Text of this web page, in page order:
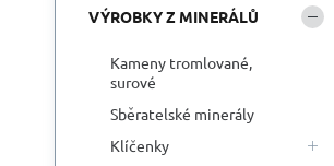
VÝROBKY Z MINERÁLŮ
Kameny tromlované,
surové
Sběratelské minerály
Klíčenky